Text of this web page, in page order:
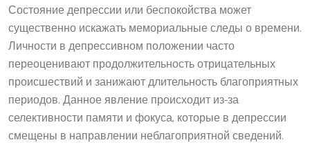
Состояние депрессии или беспокойства может
существенно искажать мемориальные следы о времени.
Личности в депрессивном положении часто
переоценивают продолжительность отрицательных
происшествий и занижают длительность благоприятных
периодов. Данное явление происходит из-за
селективности памяти и фокуса, которые в депрессии
смещены в направлении неблагоприятной сведений.